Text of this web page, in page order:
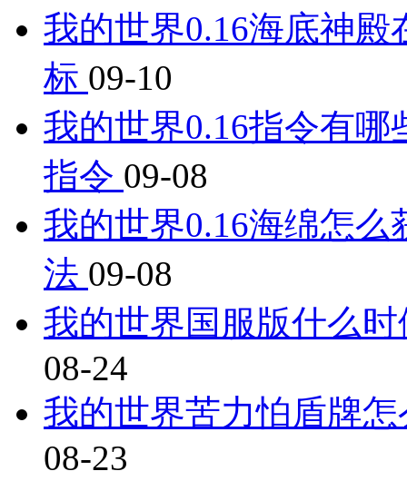
我的世界0.16海底神殿
标 09-10
我的世界0.16指令有哪
指令 09-08
我的世界0.16海绵怎么
法 09-08
我的世界国服版什么
08-24
我的世界苦力怕盾牌
08-23